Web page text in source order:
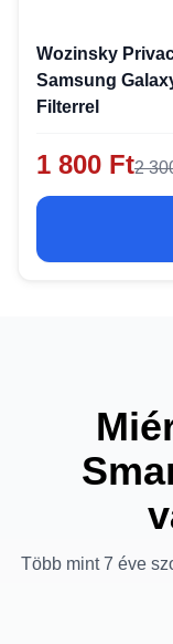
Wozinsky
Samsung
Filterrel
1 800 Ft2
Több mint 7 éve